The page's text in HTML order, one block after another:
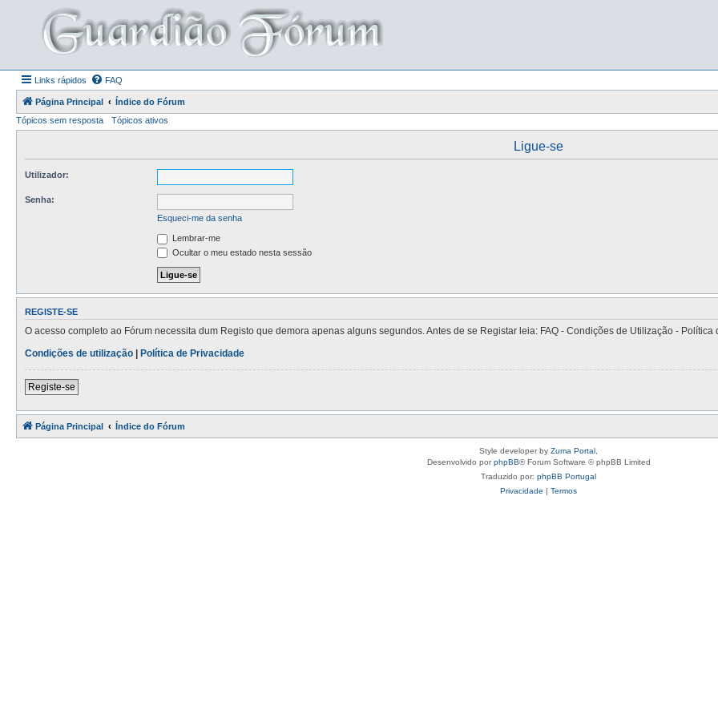
Links rápidos FAQ
Página Principal
Índice do Fórum
Tópicos sem resposta
Tópicos ativos
Ligue-se
Utilizador:
Senha:
Esqueci-me da senha
Lembrar-me
Ocultar o meu estado nesta sessão
REGISTE-SE
O acesso completo ao Fórum necessita dum Registo que demora apenas alguns segundos. Antes de se Registar leia: FAQ - Condições de Utilização -
Condições de utilização | Política de Privacidade
Registe-se
Página Principal Índice do Fórum
Style developer by Zuma Portal
Desenvolvido porphpBB® Forum Software © phpBB Limited
Traduzido por: phpBB Portugal
Privacidade | Termos